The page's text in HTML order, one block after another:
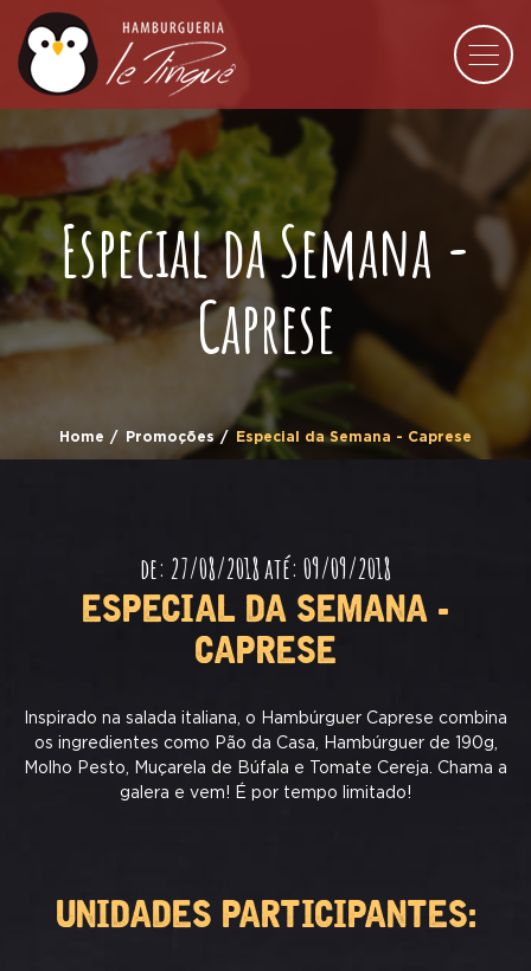
Especial da Semana -
Caprese
Home Promoções Especial da Semana - Caprese
de: 27/08/2018 até: 09/09/2018
ESPECIAL DA SEMANA -
CAPRESE
Inspirado na salada italiana, o Hambúrguer Caprese combina
os ingredientes como Pão da Casa, Hambúrguer de 190g,
Molho Pesto, Muçarela de Búfala e Tomate Cereja. Chama a
galera e vem! É por tempo limitado!
UNIDADES PARTICIPANTES: